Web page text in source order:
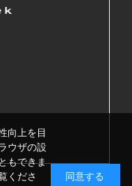
向上を目
ウザの設
もできま
くださ
同意する